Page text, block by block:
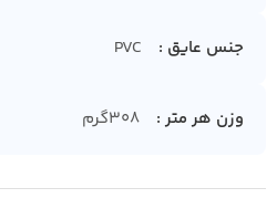
جنس عایق PVC
وزن هر متر 308گرم